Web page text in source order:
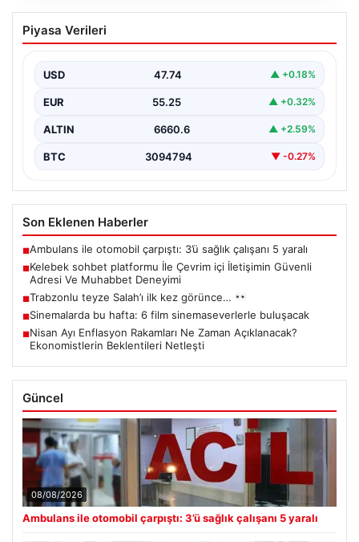
Kelebek sohbet platformu İle Çevrim içi
İletişimin Güvenli Adresi Ve Muhabbet
İnternet dünyasında kullanıcıların güvenli bir biçimde
çeşitli…
Piyasa Verileri
USD 47.74 ▲ +0.18%
EUR 55.25 ▲ +0.32%
ALTIN 6660.6 ▲ +2.59%
BTC 3094794 ▼ -0.27%
Son Eklenen Haberler
■Ambulans ile otomobil çarpıştı: 3’ü sağlık çalışanı 5 yaralı
■Kelebek sohbet platformu İle Çevrim içi İletişimin Güvenli
Adresi Ve Muhabbet Deneyimi
■Trabzonlu teyze Salah’ı ilk kez görünce…
■Sinemalarda bu hafta: 6 film sinemaseverlerle buluşacak
■Nisan Ayı Enflasyon Rakamları Ne Zaman Açıklanacak?
Ekonomistlerin Beklentileri Netleşti
Güncel
08/08/2026
Ambulans ile otomobil çarpıştı: 3’ü sağlık çalışanı 5 yaralı